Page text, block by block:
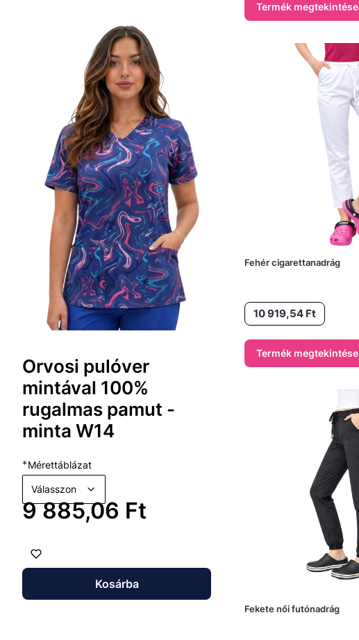
Orvosi pulóver
mintával 100%
rugalmas pamut -
minta W14
*Mérettáblázat
Válasszon
Ár
9 885,06 Ft
Kosárba
Termék megtekintése
Fehér cigarettanadrág
Ár10 919,54 Ft
Termék megtekintése
Fekete női futónadrág